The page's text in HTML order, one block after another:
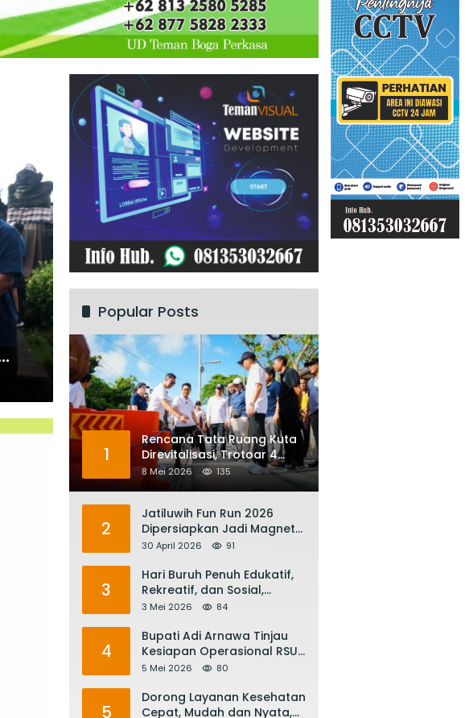
Popular Posts
1
Rencana Tata Ruang Kuta
Direvitalisasi, Trotoar 4
Meter dan Integrasi
Transportasi Listrik
8 Mei 2026 135
2
Jatiluwih Fun Run 2026
Dipersiapkan Jadi Magnet
Pariwisata Internasional,
Pariwisata Bali
30 April 2026 91
3
Hari Buruh Penuh Edukatif,
Rekreatif, dan Sosial,
Gubernur Koster: Matur
Mesin Ekonomi Bali
3 Mei 2026 84
4
Bupati Adi Arnawa Tinjau
Kesiapan Operasional RSUD
Giri Asih, Harapkan Jadi RS
5 Mei 2026 80
5
Dorong Layanan Kesehatan
Cepat, Mudah dan Nyata,